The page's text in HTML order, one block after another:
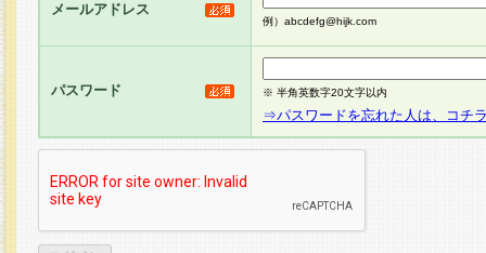
メールアドレス
例）abcdefg@hijk.com
パスワード ※ 半角英数字20文字以内
⇒パスワードを忘れた人は、コチ